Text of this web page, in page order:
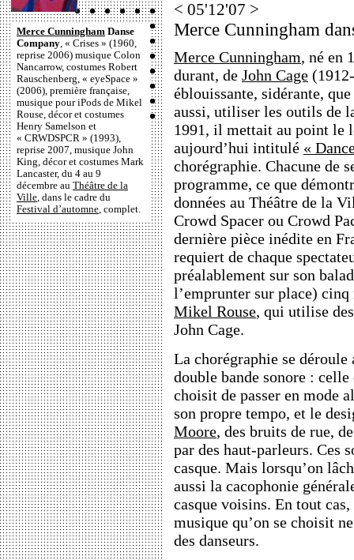
Merce Cunningham Danse
Company, « Crises » (1960,
reprise 2006) musique Colon
Nancarrow, costumes Robert
Rauschenberg, « eyeSpace »
(2006), première française,
musique pour iPods de Mikel
Rouse, décor et costumes
Henry Samelson et
« CRWDSPCR » (1993),
reprise 2007, musique John
King, décor et costumes Mark
Lancaster, du 4 au 9
décembre au Théâtre de la
Ville, dans le cadre du
Festival d’automne, complet.
< 05'12'07 >
Merce Cunningham
Merce Cunningham, né en
durant, de John Cage
éblouissante, sidérante,
aussi, utiliser les outils de
1991, il mettait au point le
aujourd’hui intitulé «
chorégraphie. Chacune de
programme, ce que
données au Théâtre de la
Crowd Spacer ou Crowd
dernière pièce inédite en
requiert de chaque
préalablement sur son
l’emprunter sur place)
Mikel Rouse, qui utilise
John Cage.
La chorégraphie se déroule
double bande sonore :
choisit de passer en mode
son propre tempo, et le
Moore, des bruits de rue,
par des haut-parleurs. Ces
casque. Mais lorsqu’on
aussi la cacophonie
casque voisins. En tout
musique qu’on se choisit
des danseurs.